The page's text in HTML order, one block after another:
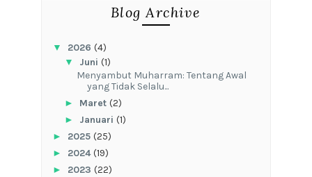
Blog Archive
▼ 2026 (4)
▼ Juni (1)
Menyambut Muharram: Tentang Awal
yang Tidak Selalu...
► Maret (2)
► Januari (1)
► 2025 (25)
► 2024(19)
► 2023 (22)